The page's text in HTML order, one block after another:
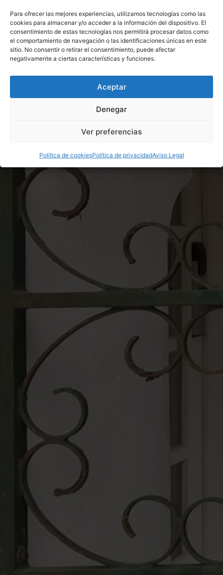
Para ofrecer las mejores experiencias, utilizamos tecnologías como las
cookies para almacenar y/o acceder a la información del dispositivo. El
consentimiento de estas tecnologías nos permitirá procesar datos como
el comportamiento de navegación o las identificaciones únicas en este
sitio. No consentir o retirar el consentimiento, puede afectar
negativamente a ciertas características y funciones.
Aceptar
Denegar
Ver preferencias
Política de cookiesPolítica de privacidadAviso Legal